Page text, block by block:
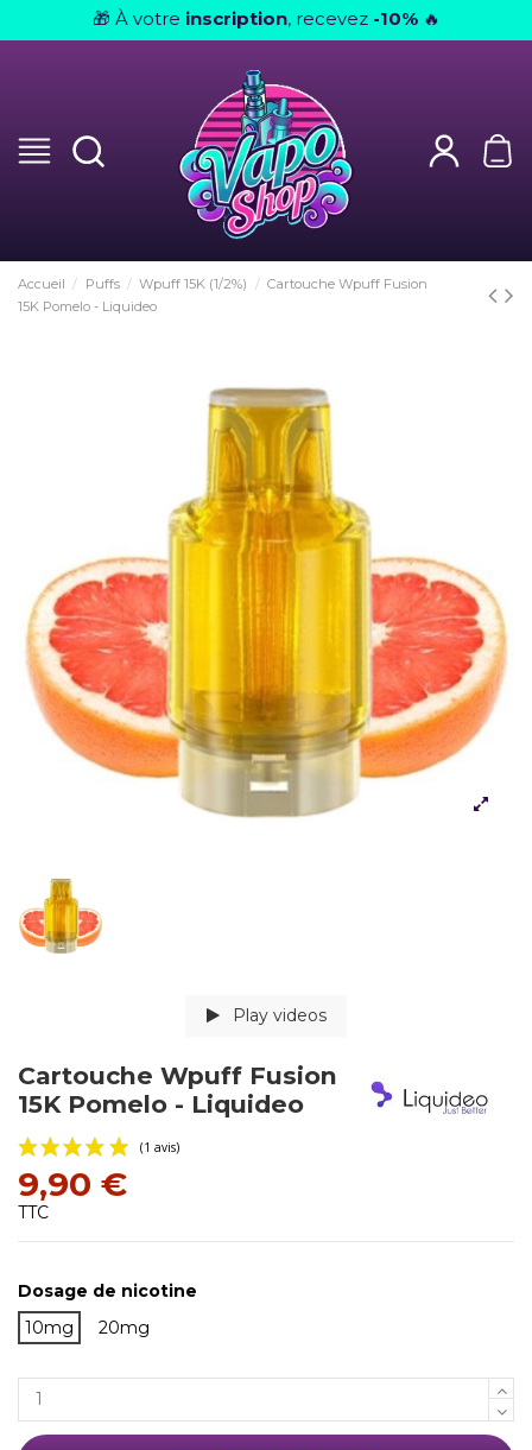
🎁 À votre inscription, recevez -10% 🔥
Accueil Puffs Wpuff 15K (1/2%)
Cartouche Wpuff Fusion
15K Pomelo - Liquideo
Play videos
Cartouche Wpuff Fusion
15K Pomelo - Liquideo
9,90 €
TTC
Dosage de nicotine
10mg
20mg